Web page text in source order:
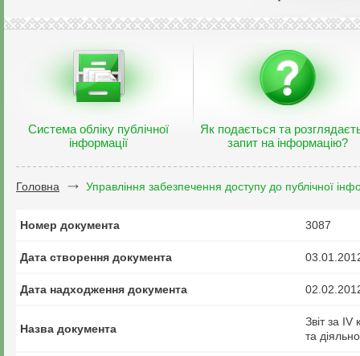
Система обліку публічної
інформації
Як подається та
запит на інформацію?
Головна Управління забезпечення доступу до публічної
Номер документа 3087
Дата створення документа
Дата надходження документа
Назва документа
Звіт за
та